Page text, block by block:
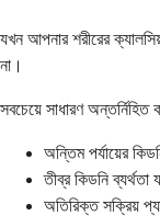
যখন আপনার শরীরের
না।
সবচেয়ে সাধারণ অন্তর্নিহিত
অন্তিম পর্যায়ের
তীব্র কিডনি
অতিরিক্ত সক্রিয়